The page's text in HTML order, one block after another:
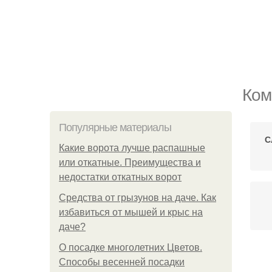
Популярные материалы
Какие ворота лучше распашные
или откатные. Преимущества и
недостатки откатных ворот
Средства от грызунов на даче. Как
избавиться от мышей и крыс на
даче?
О посадке многолетних Цветов.
Способы весенней посадки